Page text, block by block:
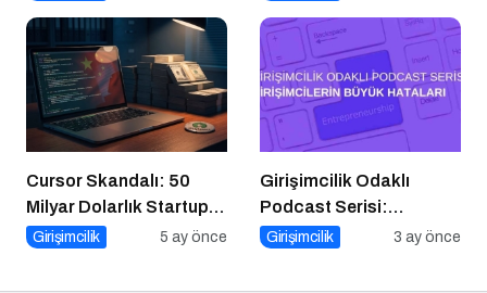
Cursor Skandalı: 50
Milyar Dolarlık Startup
Açık Kaynağı Gizleyince
Girişimcilik 5 ay önce
Girişimcilik Odaklı
Podcast Serisi:
Girişimcilerin Büyük
Girişimcilik 3 ay önce